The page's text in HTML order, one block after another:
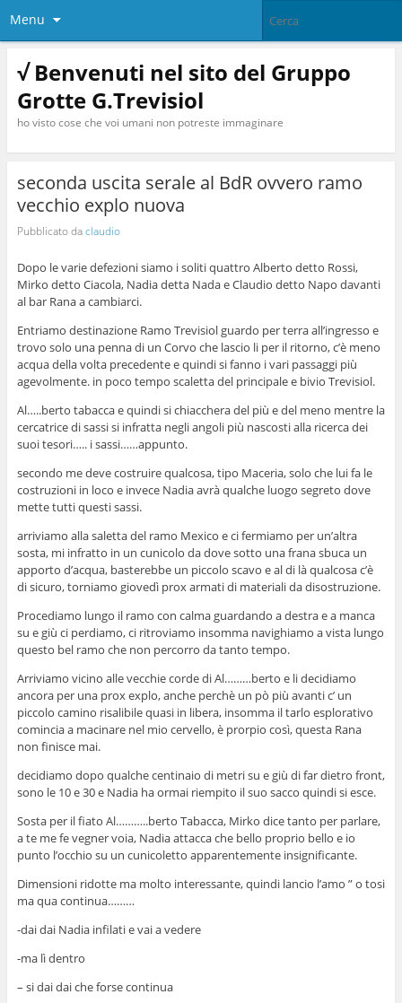
Menu
√ Benvenuti nel sito del Gruppo
Grotte G.Trevisiol
ho visto cose che voi umani non potreste immaginare
seconda uscita serale al BdR ovvero ramo
vecchio explo nuova
Pubblicato daclaudio
Dopo le varie defezioni siamo i soliti quattro Alberto detto Rossi,
Mirko detto Ciacola, Nadia detta Nada e Claudio detto Napo davanti
al bar Rana a cambiarci.
Entriamo destinazione Ramo Trevisiol guardo per terra all’ingresso e
trovo solo una penna di un Corvo che lascio li per il ritorno, c’è meno
acqua della volta precedente e quindi si fanno i vari passaggi più
agevolmente. in poco tempo scaletta del principale e bivio Trevisiol.
Al…..berto tabacca e quindi si chiacchera del più e del meno mentre la
cercatrice di sassi si infratta negli angoli più nascosti alla ricerca dei
suoi tesori….. i sassi……appunto.
secondo me deve costruire qualcosa, tipo Maceria, solo che lui fa le
costruzioni in loco e invece Nadia avrà qualche luogo segreto dove
mette tutti questi sassi.
arriviamo alla saletta del ramo Mexico e ci fermiamo per un’altra
sosta, mi infratto in un cunicolo da dove sotto una frana sbuca un
apporto d’acqua, basterebbe un piccolo scavo e al di là qualcosa c’è
di sicuro, torniamo giovedì prox armati di materiali da disostruzione.
Procediamo lungo il ramo con calma guardando a destra e a manca
su e giù ci perdiamo, ci ritroviamo insomma navighiamo a vista lungo
questo bel ramo che non percorro da tanto tempo.
Arriviamo vicino alle vecchie corde di Al………berto e li decidiamo
ancora per una prox explo, anche perchè un pò più avanti c’ un
piccolo camino risalibile quasi in libera, insomma il tarlo esplorativo
comincia a macinare nel mio cervello, è prorpio così, questa Rana
non finisce mai.
decidiamo dopo qualche centinaio di metri su e giù di far dietro front,
sono le 10 e 30 e Nadia ha ormai riempito il suo sacco quindi si esce.
Sosta per il fiato Al………..berto Tabacca, Mirko dice tanto per parlare,
a te me fe vegner voia, Nadia attacca che bello proprio bello e io
punto l’occhio su un cunicoletto apparentemente insignificante.
Dimensioni ridotte ma molto interessante, quindi lancio l’amo ” o tosi
ma qua continua………
-dai dai Nadia infilati e vai a vedere
-ma lì dentro
– si dai dai che forse continua